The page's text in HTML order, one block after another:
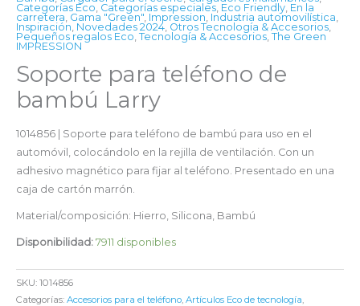
Categorías Eco, Categorías especiales, Eco Friendly, En la
carretera, Gama "Green", Impression, Industria automovilística,
Inspiración, Novedades 2024, Otros Tecnología & Accesorios,
Pequeños regalos Eco, Tecnología & Accesorios, The Green
IMPRESSION
Soporte para teléfono de
bambú Larry
1014856 | Soporte para teléfono de bambú para uso en el
automóvil, colocándolo en la rejilla de ventilación. Con un
adhesivo magnético para fijar al teléfono. Presentado en una
caja de cartón marrón.
Material/composición: Hierro, Silicona, Bambú
Disponibilidad: 7911 disponibles
SKU: 1014856
Categorías: Accesorios para el teléfono, Artículos Eco de tecnología,